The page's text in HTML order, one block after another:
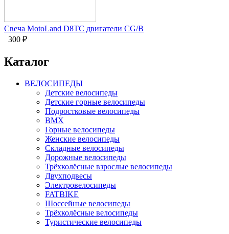
Свеча MotoLand D8TC двигатели CG/B
300 ₽
Каталог
ВЕЛОСИПЕДЫ
Детские велосипеды
Детские горные велосипеды
Подростковые велосипеды
BMX
Горные велосипеды
Женские велосипеды
Складные велосипеды
Дорожные велосипеды
Трёхколёсные взрослые велосипеды
Двухподвесы
Электровелосипеды
FATBIKE
Шоссейные велосипеды
Трёхколёсные велосипеды
Туристические велосипеды